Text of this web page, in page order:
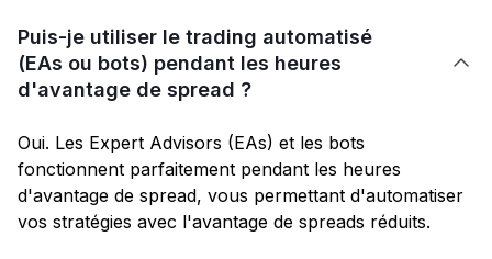
Puis-je utiliser le trading automatisé
(EAs ou bots) pendant les heures
d'avantage de spread ?

Oui. Les Expert Advisors (EAs) et les bots
fonctionnent parfaitement pendant les heures
d'avantage de spread, vous permettant d'automatiser
vos stratégies avec l'avantage de spreads réduits.